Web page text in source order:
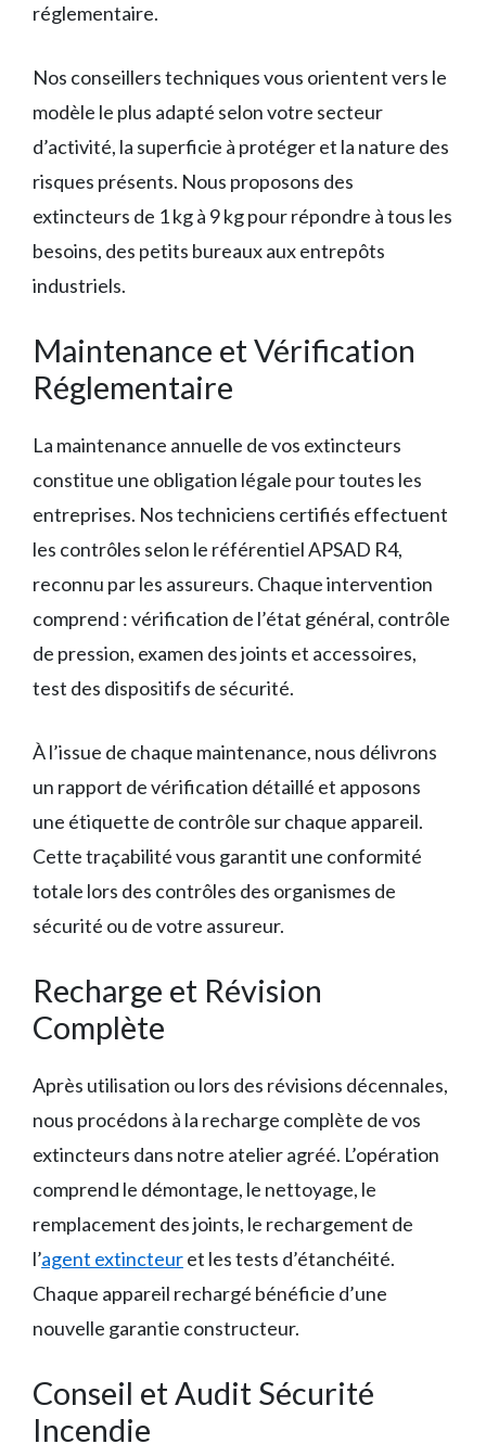
réglementaire.
Nos conseillers techniques vous orientent vers le
modèle le plus adapté selon votre secteur
d’activité, la superficie à protéger et la nature des
risques présents. Nous proposons des
extincteurs de 1 kg à 9 kg pour répondre à tous les
besoins, des petits bureaux aux entrepôts
industriels.
Maintenance et Vérification
Réglementaire
La maintenance annuelle de vos extincteurs
constitue une obligation légale pour toutes les
entreprises. Nos techniciens certifiés effectuent
les contrôles selon le référentiel APSAD R4,
reconnu par les assureurs. Chaque intervention
comprend : vérification de l’état général, contrôle
de pression, examen des joints et accessoires,
test des dispositifs de sécurité.
À l’issue de chaque maintenance, nous délivrons
un rapport de vérification détaillé et apposons
une étiquette de contrôle sur chaque appareil.
Cette traçabilité vous garantit une conformité
totale lors des contrôles des organismes de
sécurité ou de votre assureur.
Recharge et Révision
Complète
Après utilisation ou lors des révisions décennales,
nous procédons à la recharge complète de vos
extincteurs dans notre atelier agréé. L’opération
comprend le démontage, le nettoyage, le
remplacement des joints, le rechargement de
l’agent extincteuret les tests d’étanchéité.
Chaque appareil rechargé bénéficie d’une
nouvelle garantie constructeur.
Conseil et Audit Sécurité
Incendie